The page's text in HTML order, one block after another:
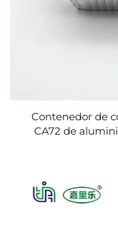
Contenedor de
CA72 de